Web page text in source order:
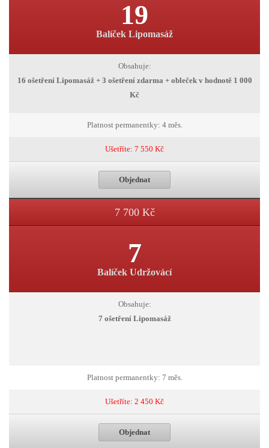
19
Balíček Lipomasáž
Obsahuje:
16 ošetření Lipomasáž + 3 ošetření zdarma + obleček v hodnotě 1 000
Kč
Platnost permanentky: 4 měs.
Ušetříte: 7 550 Kč
Objednat
7 700 Kč
7
Balíček Udržovácí
Obsahuje:
7 ošetření Lipomasáž
Platnost permanentky: 7 měs.
Ušetříte: 2 450 Kč
Objednat